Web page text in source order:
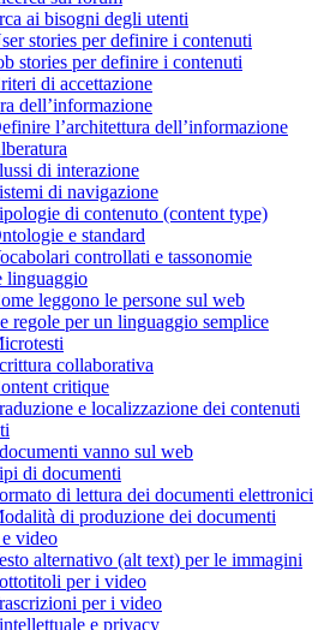
ai bisogni degli utenti
stories per definire i contenuti
stories per definire i contenuti
di accettazione
dell’informazione
l’architettura dell’informazione
di interazione
di navigazione
di contenuto (content type)
e standard
controllati e tassonomie
linguaggio
leggono le persone sul web
regole per un linguaggio semplice
collaborativa
critique
e localizzazione dei contenuti
vanno sul web
di documenti
di lettura dei documenti elettronici
di produzione dei documenti
video
alternativo (alt text) per le immagini
per i video
per i video
e privacy